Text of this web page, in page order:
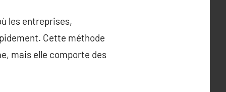
les entreprises,
Cette méthode
mais elle comporte des